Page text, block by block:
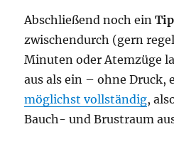
Abschließend noch ein
zwischendurch (gern
Minuten oder Atemzüge
aus als ein – ohne Druck,
möglichst vollständig,
Bauch- und Brustraum